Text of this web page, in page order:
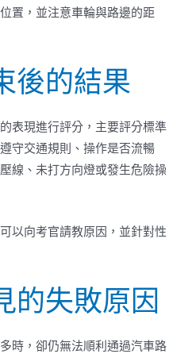
置，並注意車輪與路邊的距
後的結果
表現進行評分，主要評分標準
守交通規則、操作是否流暢
線、未打方向燈或發生危險操
以向考官請教原因，並針對性
的失敗原因
時，卻仍無法順利通過汽車路